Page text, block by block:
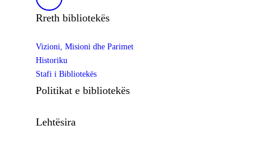
Rreth bibliotekës
Vizioni, Misioni dhe Parimet
Historiku
Stafi i Bibliotekës
Politikat e bibliotekës
Lehtësira